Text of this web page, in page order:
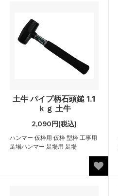
土牛 パイプ柄石頭鎚 1.1
ｋｇ 土牛
2,090円(税込)
ハンマー 仮枠用 仮枠 型枠 工事用
足場ハンマー 足場用 足場